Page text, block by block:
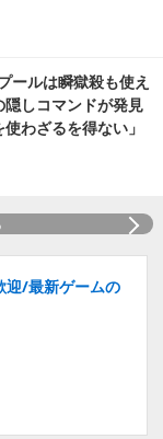
ールは瞬獄殺も使え
しコマンドが発見
わざるを得ない」
迎/最新ゲームの